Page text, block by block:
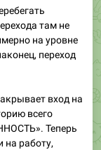
там не
на уровне
переход
вход на
всего
Теперь
на работу,